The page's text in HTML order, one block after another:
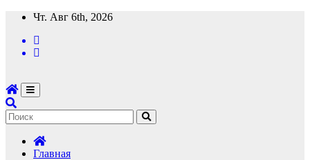
Перейти
содержимому
Чт. Авг 6th, 2026
Главная